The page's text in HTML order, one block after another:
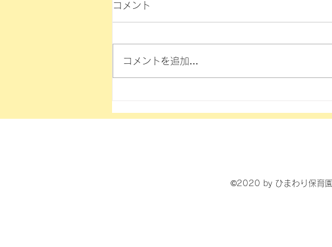
コメント
コメントを追加…
©2020 by ひまわり保育園